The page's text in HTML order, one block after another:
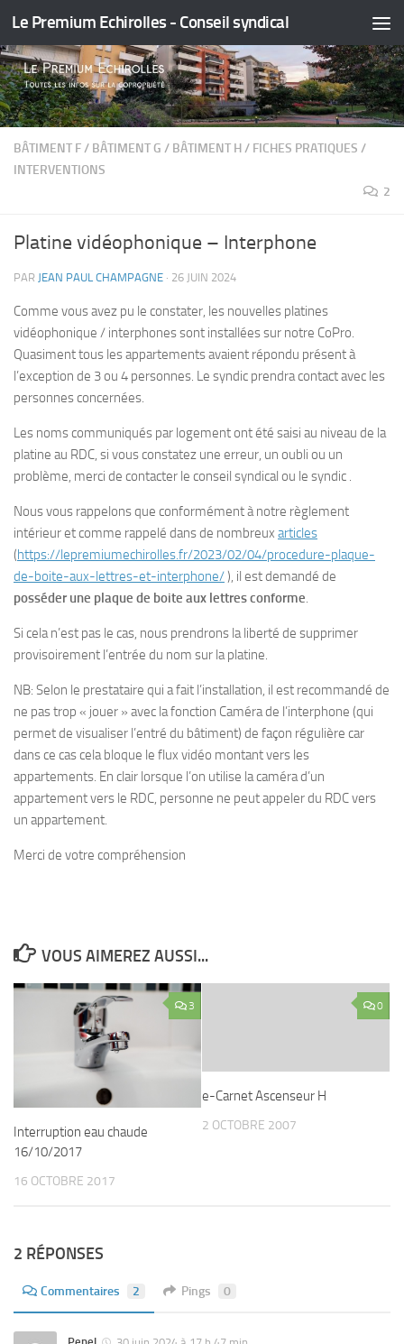
Skip to content
Le Premium Echirolles - Conseil syndical
BÂTIMENT F/ BÂTIMENT G / BÂTIMENT H/ FICHES PRATIQUES /
INTERVENTIONS
2
Platine vidéophonique – Interphone
PAR JEAN PAUL CHAMPAGNE · 26 JUIN 2024
Comme vous avez pu le constater, les nouvelles platines
vidéophonique / interphones sont installées sur notre CoPro.
Quasiment tous les appartements avaient répondu présent à
l’exception de 3 ou 4 personnes. Le syndic prendra contact avec les
personnes concernées.
Les noms communiqués par logement ont été saisi au niveau de la
platine au RDC, si vous constatez une erreur, un oubli ou un
problème, merci de contacter le conseil syndical ou le syndic .
Nous vous rappelons que conformément à notre règlement
intérieur et comme rappelé dans de nombreux articles
(https://lepremiumechirolles.fr/2023/02/04/procedure-plaque-
de-boite-aux-lettres-et-interphone/ ), il est demandé de
posséder une plaque de boite aux lettres conforme.
Si cela n’est pas le cas, nous prendrons la liberté de supprimer
provisoirement l’entrée du nom sur la platine.
NB: Selon le prestataire qui a fait l’installation, il est recommandé de
ne pas trop « jouer » avec la fonction Caméra de l’interphone (qui
permet de visualiser l’entré du bâtiment) de façon régulière car
dans ce cas cela bloque le flux vidéo montant vers les
appartements. En clair lorsque l’on utilise la caméra d’un
appartement vers le RDC, personne ne peut appeler du RDC vers
un appartement.
Merci de votre compréhension
VOUS AIMEREZ AUSSI...
3
Interruption eau chaude
16/10/2017
16 OCTOBRE 2017
0
e-Carnet Ascenseur H
2 OCTOBRE 2007
2 RÉPONSES
Commentaires 2 Pings 0